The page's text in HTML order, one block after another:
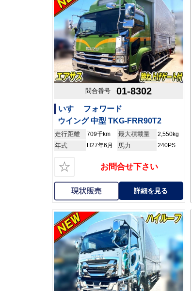
問合番号 01-8302
いすゞ フォワード
ウイング 中型 TKG-FRR90T2
走行距離 709千km 最大積載量 2,550kg
年式 H27年6月 馬力 240PS
☆ お問合せ下さい
詳細を見る